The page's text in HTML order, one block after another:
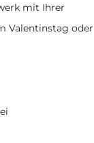
mit Ihrer
Valentinstag oder